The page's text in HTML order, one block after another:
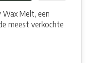
Wax Melt, een
meest verkochte